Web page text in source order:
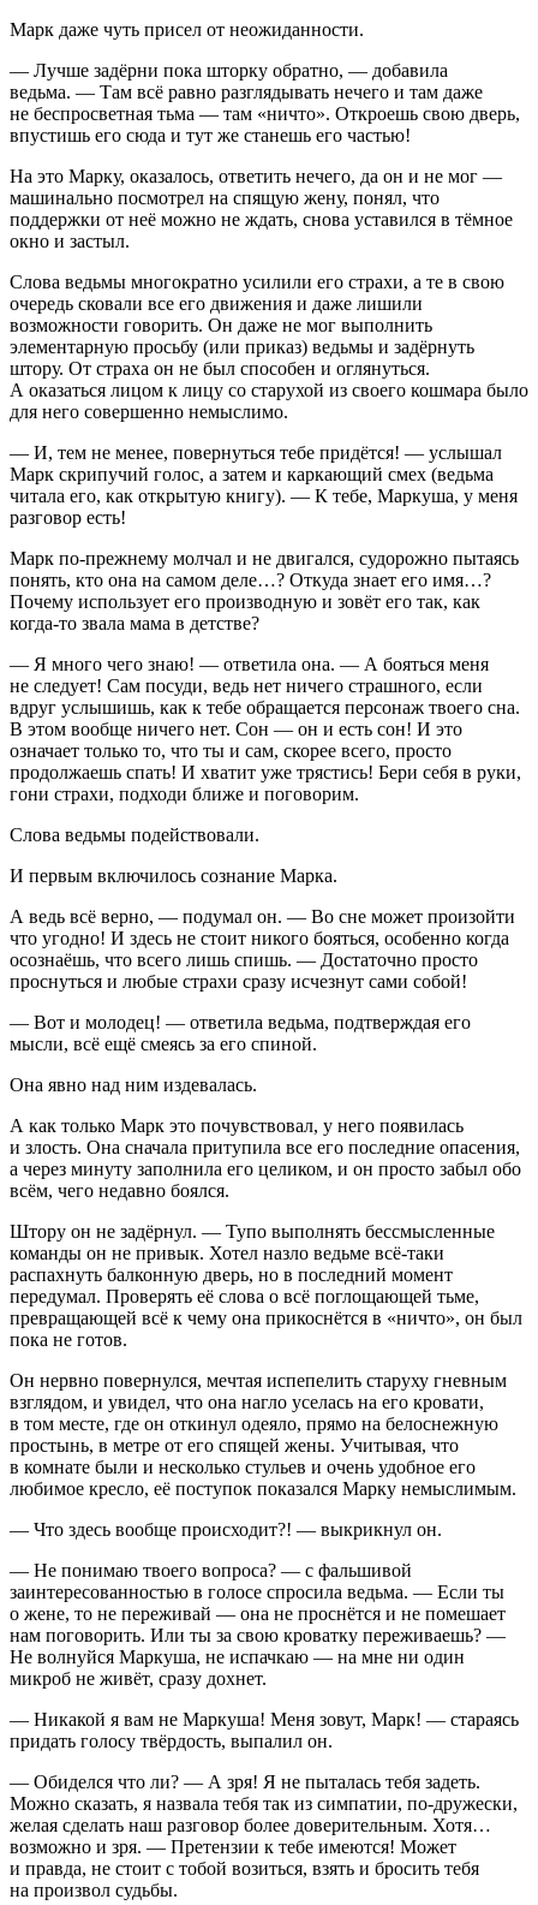
Марк даже чуть присел от неожиданности.
— Лучше задёрни пока шторку обратно, — добавила
ведьма. — Там всё равно разглядывать нечего и там даже
не беспросветная тьма — там «ничто». Откроешь свою дверь,
впустишь его сюда и тут же станешь его частью!
На это Марку, оказалось, ответить нечего, да он и не мог —
машинально посмотрел на спящую жену, понял, что
поддержки от неё можно не ждать, снова уставился в тёмное
окно и застыл.
Слова ведьмы многократно усилили его страхи, а те в свою
очередь сковали все его движения и даже лишили
возможности говорить. Он даже не мог выполнить
элементарную просьбу (или приказ) ведьмы и задёрнуть
штору. От страха он не был способен и оглянуться.
А оказаться лицом к лицу со старухой из своего кошмара было
для него совершенно немыслимо.
— И, тем не менее, повернуться тебе придётся! — услышал
Марк скрипучий голос, а затем и каркающий смех (ведьма
читала его, как открытую книгу). — К тебе, Маркуша, у меня
разговор есть!
Марк по-прежнему молчал и не двигался, судорожно пытаясь
понять, кто она на самом деле…? Откуда знает его имя…?
Почему использует его производную и зовёт его так, как
когда-то звала мама в детстве?
— Я много чего знаю! — ответила она. — А бояться меня
не следует! Сам посуди, ведь нет ничего страшного, если
вдруг услышишь, как к тебе обращается персонаж твоего сна.
В этом вообще ничего нет. Сон — он и есть сон! И это
означает только то, что ты и сам, скорее всего, просто
продолжаешь спать! И хватит уже трястись! Бери себя в руки,
гони страхи, подходи ближе и поговорим.
Слова ведьмы подействовали.
И первым включилось сознание Марка.
А ведь всё верно, — подумал он. — Во сне может произойти
что угодно! И здесь не стоит никого бояться, особенно когда
осознаёшь, что всего лишь спишь. — Достаточно просто
проснуться и любые страхи сразу исчезнут сами собой!
— Вот и молодец! — ответила ведьма, подтверждая его
мысли, всё ещё смеясь за его спиной.
Она явно над ним издевалась.
А как только Марк это почувствовал, у него появилась
и злость. Она сначала притупила все его последние опасения,
а через минуту заполнила его целиком, и он просто забыл обо
всём, чего недавно боялся.
Штору он не задёрнул. — Тупо выполнять бессмысленные
команды он не привык. Хотел назло ведьме всё-таки
распахнуть балконную дверь, но в последний момент
передумал. Проверять её слова о всё поглощающей тьме,
превращающей всё к чему она прикоснётся в «ничто», он был
пока не готов.
Он нервно повернулся, мечтая испепелить старуху гневным
взглядом, и увидел, что она нагло уселась на его кровати,
в том месте, где он откинул одеяло, прямо на белоснежную
простынь, в метре от его спящей жены. Учитывая, что
в комнате были и несколько стульев и очень удобное его
любимое кресло, её поступок показался Марку немыслимым.
— Что здесь вообще происходит?! — выкрикнул он.
— Не понимаю твоего вопроса? — с фальшивой
заинтересованностью в голосе спросила ведьма. — Если ты
о жене, то не переживай — она не проснётся и не помешает
нам поговорить. Или ты за свою кроватку переживаешь? —
Не волнуйся Маркуша, не испачкаю — на мне ни один
микроб не живёт, сразу дохнет.
— Никакой я вам не Маркуша! Меня зовут, Марк! — стараясь
придать голосу твёрдость, выпалил он.
— Обиделся что ли? — А зря! Я не пыталась тебя задеть.
Можно сказать, я назвала тебя так из симпатии, по-дружески,
желая сделать наш разговор более доверительным. Хотя…
возможно и зря. — Претензии к тебе имеются! Может
и правда, не стоит с тобой возиться, взять и бросить тебя
на произвол судьбы.